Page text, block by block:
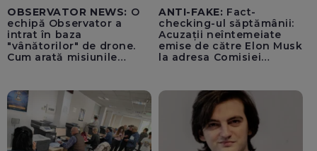
OBSERVATOR NEWS: O
echipă Observator a
intrat în baza
"vânătorilor" de drone.
Cum arată misiunile
ANTI-FAKE: Fact-
checking-ul săptămânii:
Acuzații neîntemeiate
emise de către Elon Musk
la adresa Comisiei
pentru instaurarea
„cenzurii” pe platforma X